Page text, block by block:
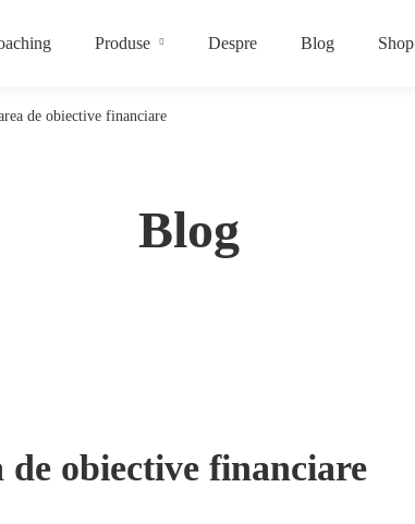
Produse Despre Blog Shop
Blog
de obiective financiare
de obiective financiare